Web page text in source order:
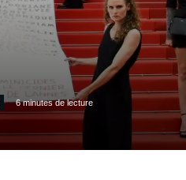
6minutes de lecture